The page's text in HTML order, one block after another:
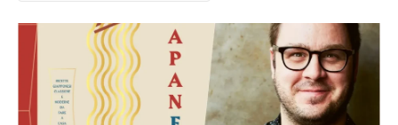
© Tim Anderson / DR